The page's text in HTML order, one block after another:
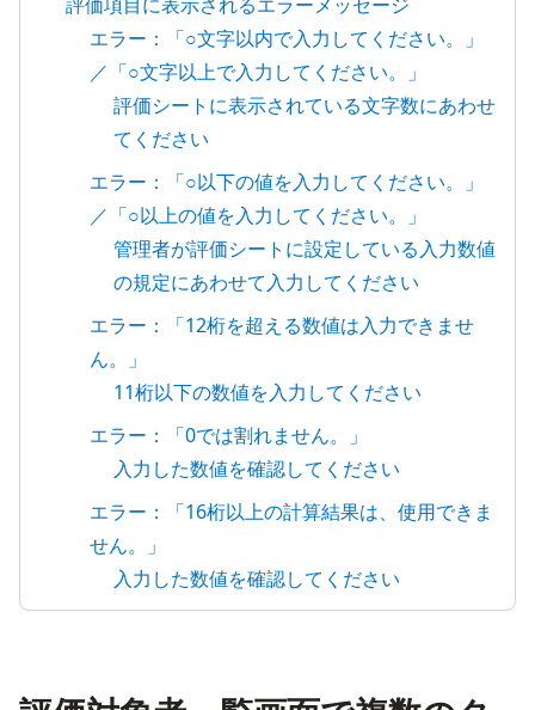
エラー：「○文字以内で入力してください。」
／「○文字以上で入力してください。」
評価シートに表示されている文字数にあわせ
てください
エラー：「○以下の値を入力してください。」
／「○以上の値を入力してください。」
管理者が評価シートに設定している入力数値
の規定にあわせて入力してください
エラー：「12桁を超える数値は入力できませ
ん。」
11桁以下の数値を入力してください
エラー：「0では割れません。」
入力した数値を確認してください
エラー：「16桁以上の計算結果は、使用できま
せん。」
入力した数値を確認してください